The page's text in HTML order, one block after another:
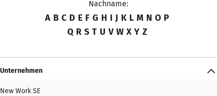
Nachname:
A B C D E F G H I J K L M N O P
Q R S T U V W X Y Z
Unternehmen
New Work SE